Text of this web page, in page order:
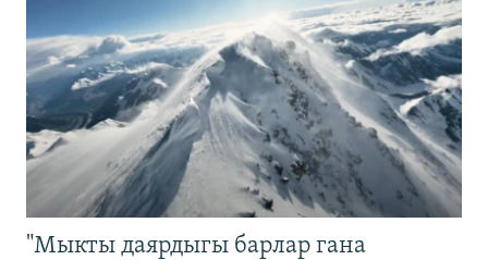
"Мыкты даярдыгы барлар гана